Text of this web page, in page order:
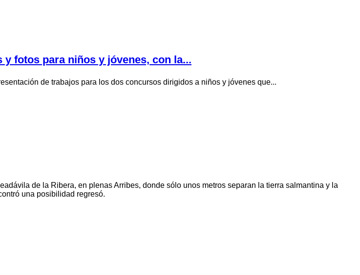
fotos para niños y jóvenes, con la...
de trabajos para los dos concursos dirigidos a niños y jóvenes que...
de la Ribera, en plenas Arribes, donde sólo unos metros separan la tierra salmantina y la
una posibilidad regresó.